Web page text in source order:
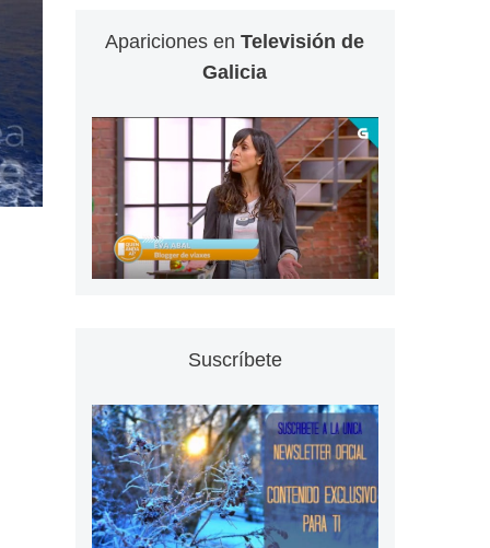
Apariciones enTelevisión de
Galicia
Suscríbete